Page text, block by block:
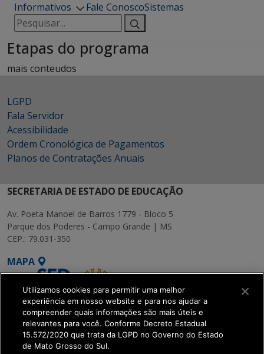
Informativos
Fale ConoscoSistemas
Pesquisar
por:
Etapas do programa
mais conteudos
LGPD
Fala Servidor
Acessibilidade
Ordem Cronológica de Pagamentos
Planos de Contratações Anuais
SECRETARIA DE ESTADO DE EDUCAÇÃO
Av. Poeta Manoel de Barros 1779 - Bloco 5
Parque dos Poderes - Campo Grande | MS
CEP.: 79.031-350
MAPA
SETDIG | Secretaria-
Utilizamos cookies para permitir uma melhor
experiência em nosso website e para nos ajudar a
compreender quais informações são mais úteis e
relevantes para você. Conforme Decreto Estadual
15.572/2020 que trata da LGPD no Governo do Estado
de Mato Grosso do Sul.